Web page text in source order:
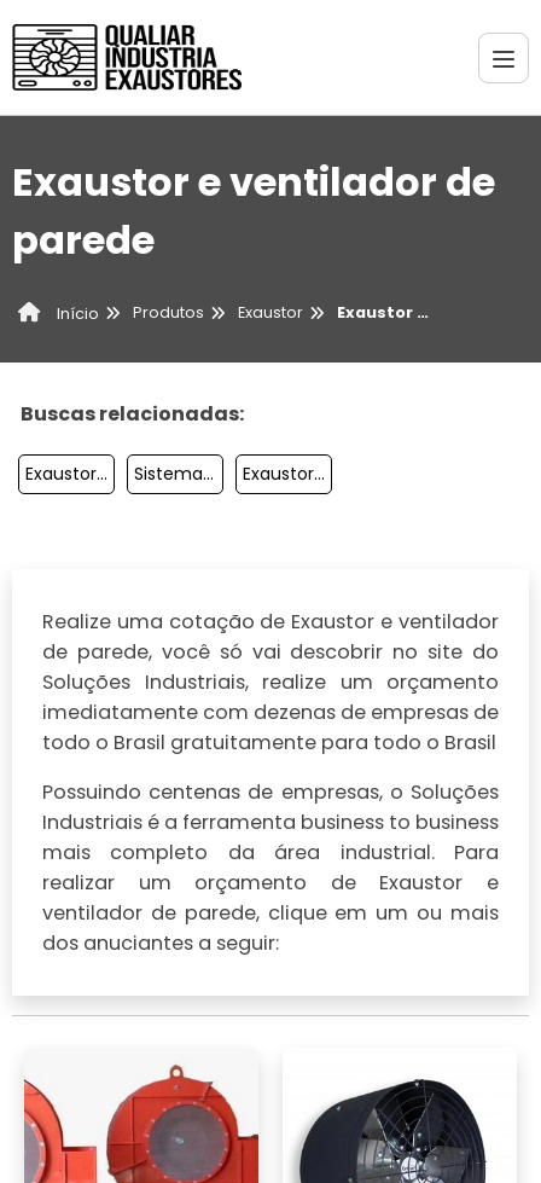
Exaustor e ventilador de
parede
Início Produtos Exaustor Exaustor e ventilador de parede
Buscas relacionadas:
Exaustor De Coifa Sistemas De Exaustão Exaustor Industrial De Transmissão
Realize uma cotação de Exaustor e ventilador
de parede, você só vai descobrir no site do
Soluções Industriais, realize um orçamento
imediatamente com dezenas de empresas de
todo o Brasil gratuitamente para todo o Brasil
Possuindo centenas de empresas, o Soluções
Industriais é a ferramenta business to business
mais completo da área industrial. Para
realizar um orçamento de Exaustor e
ventilador de parede, clique em um ou mais
dos anuciantes a seguir: